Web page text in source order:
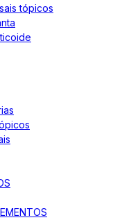
tópicos